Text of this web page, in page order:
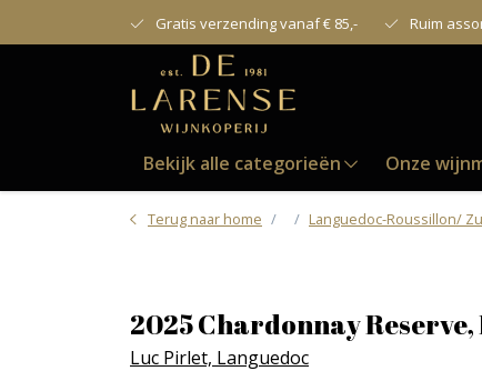
Gratis verzending vanaf € 85,- Ruim
Bekijk alle categorieën Onze
Terug naar home Languedoc-Roussillon/
2025 Chardonnay
Luc Pirlet, Languedoc